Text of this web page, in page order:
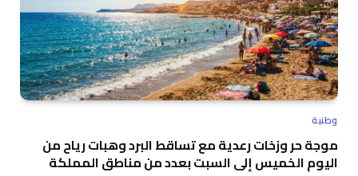
وطنية
موجة حر وزخات رعدية مع تساقط البرد وهبات رياح من
اليوم الخميس إلى السبت بعدد من مناطق المملكة